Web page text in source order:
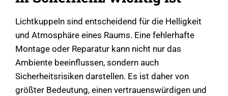
Lichtkuppeln sind entscheidend für die Helligkeit
und Atmosphäre eines Raums. Eine fehlerhafte
Montage oder Reparatur kann nicht nur das
Ambiente beeinflussen, sondern auch
Sicherheitsrisiken darstellen. Es ist daher von
größter Bedeutung, einen vertrauenswürdigen und